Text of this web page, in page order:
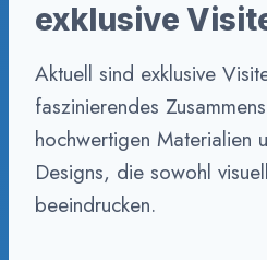
exklusive
Aktuell sind exklusive
faszinierendes
hochwertigen Materialien
Designs, die sowohl
beeindrucken.